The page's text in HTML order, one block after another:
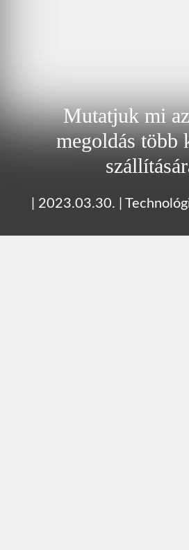
Mutatjuk mi
megoldás több
2023.03.30.